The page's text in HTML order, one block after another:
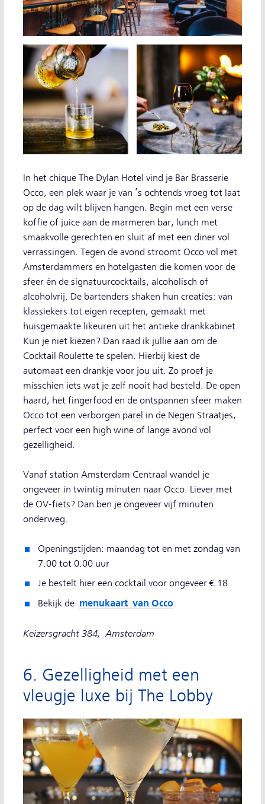
In het chique The Dylan Hotel vind je Bar Brasserie
Occo, een plek waar je van ’s ochtends vroeg tot laat
op de dag wilt blijven hangen. Begin met een verse
koffie of juice aan de marmeren bar, lunch met
smaakvolle gerechten en sluit af met een diner vol
verrassingen. Tegen de avond stroomt Occo vol met
Amsterdammers en hotelgasten die komen voor de
sfeer én de signatuurcocktails, alcoholisch of
alcoholvrij. De bartenders shaken hun creaties: van
klassiekers tot eigen recepten, gemaakt met
huisgemaakte likeuren uit het antieke drankkabinet.
Kun je niet kiezen? Dan raad ik jullie aan om de
Cocktail Roulette te spelen. Hierbij kiest de
automaat een drankje voor jou uit. Zo proef je
misschien iets wat je zelf nooit had besteld. De open
haard, het fingerfood en de ontspannen sfeer maken
Occo tot een verborgen parel in de Negen Straatjes,
perfect voor een high wine of lange avond vol
gezelligheid.
Vanaf station Amsterdam Centraal wandel je
ongeveer in twintig minuten naar Occo. Liever met
de OV-fiets? Dan ben je ongeveer vijf minuten
onderweg.
Openingstijden: maandag tot en met zondag van
7.00 tot 0.00 uur
Je bestelt hier een cocktail voor ongeveer € 18
Bekijk de menukaart van Occo
Keizersgracht 384, Amsterdam
6. Gezelligheid met een
vleugje luxe bij The Lobby